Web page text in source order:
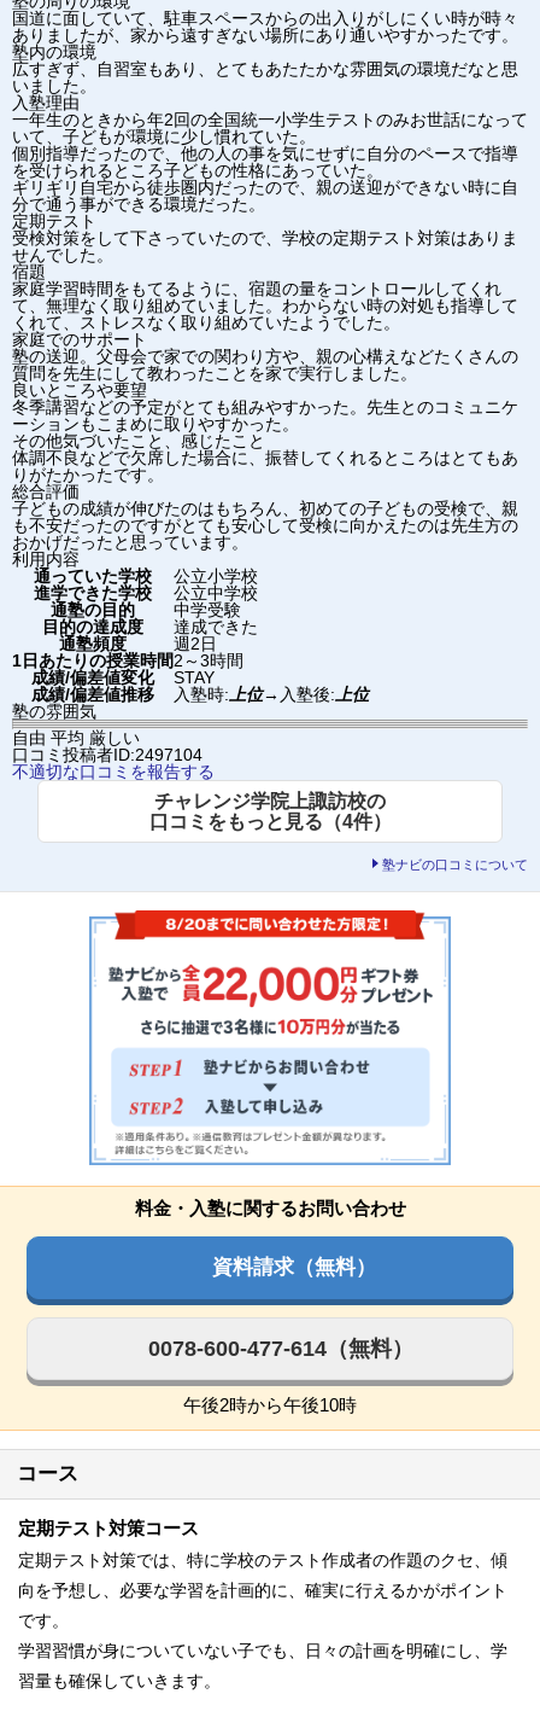
国道に面していて、駐車スペースからの出入りがしにくい時が時々
ありましたが、家から遠すぎない場所にあり通いやすかったです。
塾内の環境
広すぎず、自習室もあり、とてもあたたかな雰囲気の環境だなと思
いました。
入塾理由
一年生のときから年2回の全国統一小学生テストのみお世話になって
いて、子どもが環境に少し慣れていた。
個別指導だったので、他の人の事を気にせずに自分のペースで指導
を受けられるところ子どもの性格にあっていた。
ギリギリ自宅から徒歩圏内だったので、親の送迎ができない時に自
分で通う事ができる環境だった。
定期テスト
受検対策をして下さっていたので、学校の定期テスト対策はありま
せんでした。
宿題
家庭学習時間をもてるように、宿題の量をコントロールしてくれ
て、無理なく取り組めていました。わからない時の対処も指導して
くれて、ストレスなく取り組めていたようでした。
家庭でのサポート
塾の送迎。父母会で家での関わり方や、親の心構えなどたくさんの
質問を先生にして教わったことを家で実行しました。
良いところや要望
冬季講習などの予定がとても組みやすかった。先生とのコミュニケ
ーションもこまめに取りやすかった。
その他気づいたこと、感じたこと
体調不良などで欠席した場合に、振替してくれるところはとてもあ
りがたかったです。
総合評価
子どもの成績が伸びたのはもちろん、初めての子どもの受検で、親
も不安だったのですがとても安心して受検に向かえたのは先生方の
おかげだったと思っています。
利用内容
通っていた学校
公立小学校
進学できた学校
公立中学校
通塾の目的
中学受験
目的の達成度
達成できた
通塾頻度
週2日
1日あたりの授業時間2～3時間
成績/偏差値変化
STAY
成績/偏差値推移
入塾時: 上位→ 入塾後: 上位
塾の雰囲気
自由 平均 厳しい
口コミ投稿者ID:2497104
不適切な口コミを報告する
チャレンジ学院上諏訪校の
口コミをもっと見る（4件）
塾ナビの口コミについて
料金・入塾に関するお問い合わせ
資料請求（無料）
0078-600-477-614（無料）
午後2時から午後10時
コース
定期テスト対策コース
定期テスト対策では、特に学校のテスト作成者の作題のクセ、傾
向を予想し、必要な学習を計画的に、確実に行えるかがポイント
です。
学習習慣が身についていない子でも、日々の計画を明確にし、学
習量も確保していきます。